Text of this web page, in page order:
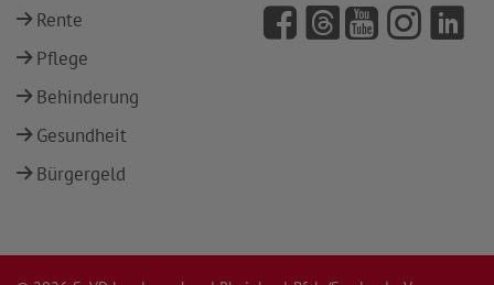
Rente
Pflege
Behinderung
Gesundheit
Bürgergeld